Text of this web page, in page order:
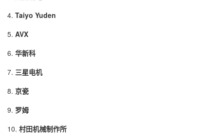
4. Taiyo Yuden
5. AVX
6. 华新科
7. 三星电机
8. 京瓷
9. 罗姆
10. 村田机械制作所